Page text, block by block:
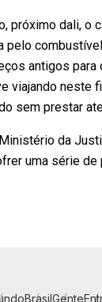
próximo dali, o
pelo
antigos para
viajando neste
sem prestar
da
uma série
BrasilGente